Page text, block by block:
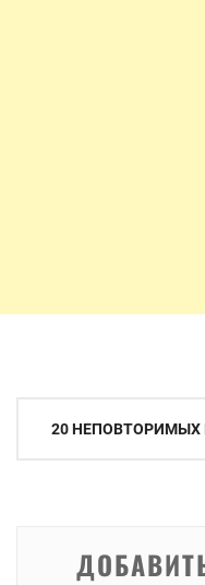
Навигация
20 НЕПОВТОРИМЫХ